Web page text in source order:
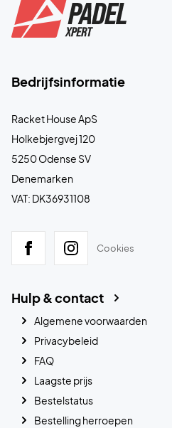
Bedrijfsinformatie
Racket House ApS
Holkebjergvej 120
5250 Odense SV
Denemarken
VAT: DK36931108
Cookies
Hulp & contact
Algemene voorwaarden
Privacybeleid
FAQ
Laagste prijs
Bestelstatus
Bestelling herroepen